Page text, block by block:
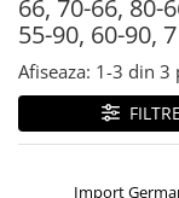
1.4. Sisteme hidraulice pentru
tractoare
1.4.1. Pompe
1.4.2. Joystick
66, 70-66, 80-
55-90, 60-90, 7
Afiseaza: 1-3 din 3
FILTRE
Import